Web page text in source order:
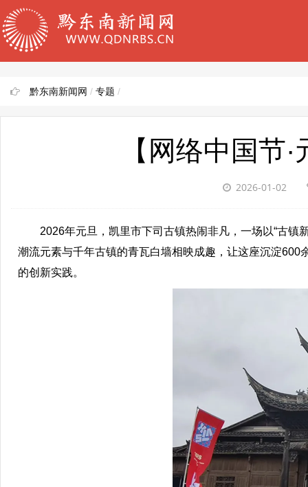
黔东南新闻网 / 专题 /
【网络中国节
2026-01-02
2026年元旦，凯里市下司古镇热闹非凡，一场以“古镇
潮流元素与千年古镇的青瓦白墙相映成趣，让这座沉淀
的创新实践。